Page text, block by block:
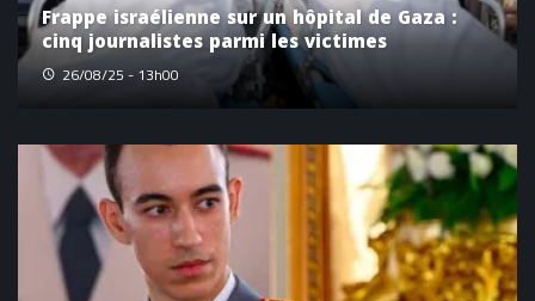
Frappe israélienne sur un hôpital de Gaza :
cinq journalistes parmi les victimes
26/08/25 - 13h00